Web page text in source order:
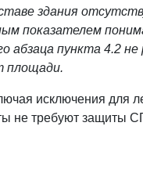
здания
показателем
абзаца пункта 4.2
площади.
исключения для
не требуют защиты